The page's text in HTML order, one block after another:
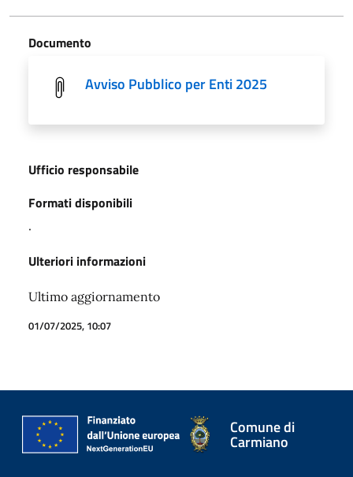
Documento
Avviso Pubblico per Enti 2025
Ufficio responsabile
Formati disponibili
.
Ulteriori informazioni
Ultimo aggiornamento
01/07/2025, 10:07
Comune di
Carmiano